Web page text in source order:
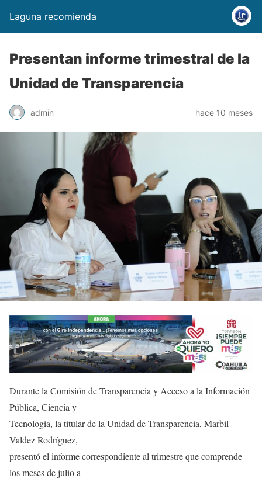
Laguna recomienda
Presentan informe trimestral de la
Unidad de Transparencia
admin hace 10 meses
Durante la Comisión de Transparencia y Acceso a la Información
Pública, Ciencia y
Tecnología, la titular de la Unidad de Transparencia, Marbil
Valdez Rodríguez,
presentó el informe correspondiente al trimestre que comprende
los meses de julio a